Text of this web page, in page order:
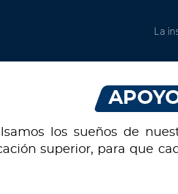
La
los sueños de
superior, para que